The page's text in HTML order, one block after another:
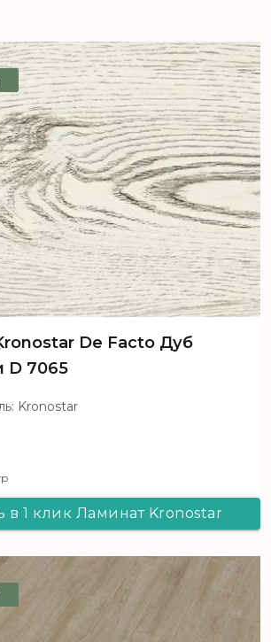
De Facto Дуб
D 7065
Kronostar
в 1 клик Ламинат Kronostar